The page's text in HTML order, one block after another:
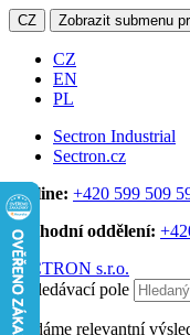
CZ Zobrazit submenu
CZ
EN
PL
Sectron Industrial
Sectron.cz
Hotline: +420 599 509
Obchodní oddělení:
SECTRON s.r.o.
Vyhledávací pole
Hledáme relevantní